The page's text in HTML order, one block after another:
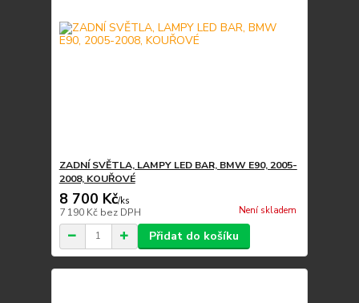
ZADNÍ SVĚTLA, LAMPY LED BAR, BMW E90, 2005-
2008, KOUŘOVÉ
8 700 Kč/ks
7 190 Kč bez DPH Není skladem
Přidat do košíku